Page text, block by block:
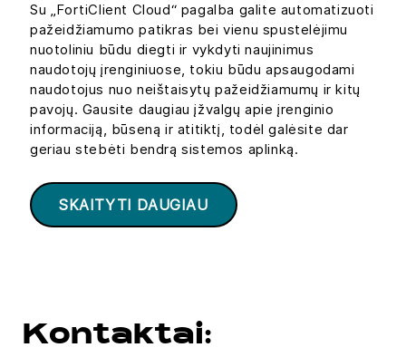
Su „FortiClient Cloud“ pagalba galite automatizuoti
pažeidžiamumo patikras bei vienu spustelėjimu
nuotoliniu būdu diegti ir vykdyti naujinimus
naudotojų įrenginiuose, tokiu būdu apsaugodami
naudotojus nuo neištaisytų pažeidžiamumų ir kitų
pavojų. Gausite daugiau įžvalgų apie įrenginio
informaciją, būseną ir atitiktį, todėl galėsite dar
geriau stebėti bendrą sistemos aplinką.
SKAITYTI DAUGIAU
Kontaktai: